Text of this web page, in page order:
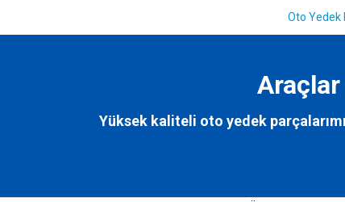
Oto Yedek
Yüksek kaliteli oto yedek